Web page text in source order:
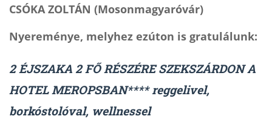
CSÓKA ZOLTÁN (Mosonmagyaróvár)
Nyereménye, melyhez ezúton is gratulálunk:
2 ÉJSZAKA 2 FŐ RÉSZÉRE SZEKSZÁRDON A
HOTEL MEROPSBAN**** reggelivel,
borkóstolóval, wellnessel